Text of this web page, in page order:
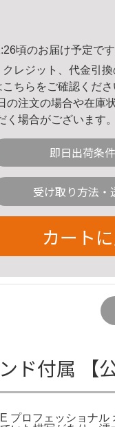
頃のお届け予定です
レジット、代金引
こちら をご確認くださ
の注文の場合や在庫
く場合がございます。
即日出荷条
受け取り方法・
カート
ド付属 【
プロフェッショナル